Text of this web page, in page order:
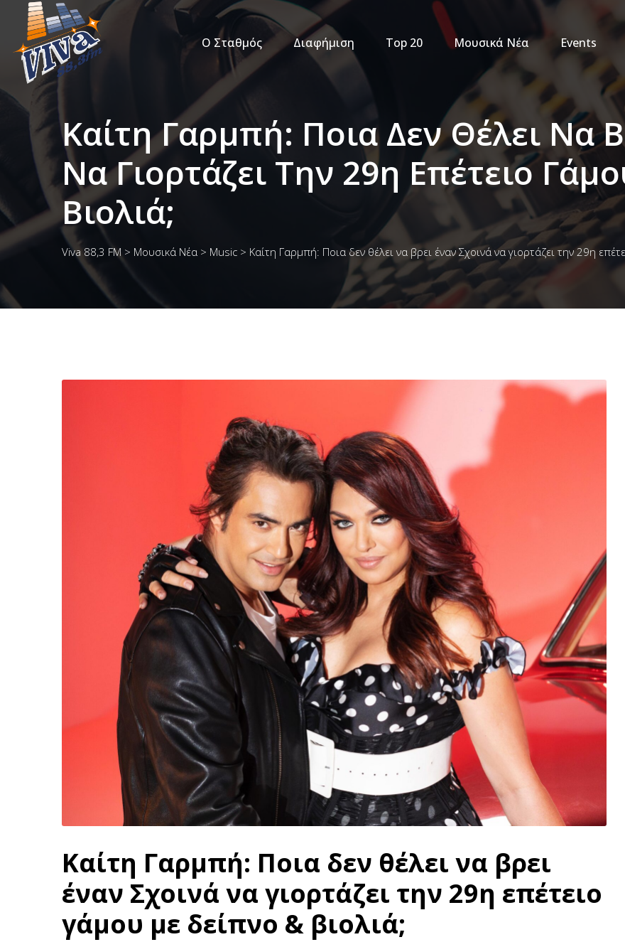
Ο Σταθμός Διαφήμιση Top 20 Μουσικά Νέα Events
Καίτη Γαρμπή: Ποια Δεν Θέλει Να
Να Γιορτάζει Την 29η Επέτειο
Βιολιά;
Viva 88,3 FM > Μουσικά Νέα > Music > Καίτη Γαρμπή: Ποια δεν θέλει να βρει έναν Σχοινά να γιορτάζει την 29η
Καίτη Γαρμπή: Ποια δεν θέλει να βρει
έναν Σχοινά να γιορτάζει την 29η επέτειο
γάμου με δείπνο & βιολιά;